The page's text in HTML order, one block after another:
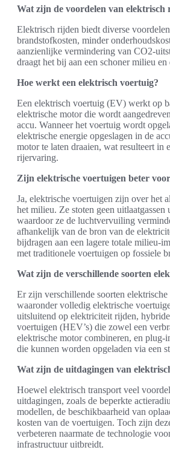
Wat zijn de voordelen van elektrisch
Elektrisch rijden biedt diverse
brandstofkosten, minder
aanzienlijke vermindering van CO2-
draagt het bij aan een schoner milieu
Hoe werkt een elektrisch voertuig?
Een elektrisch voertuig (EV) werkt op
elektrische motor die wordt
accu. Wanneer het voertuig wordt
elektrische energie opgeslagen in de
motor te laten draaien, wat resulteert in
rijervaring.
Zijn elektrische voertuigen beter
Ja, elektrische voertuigen zijn over het
het milieu. Ze stoten geen uitlaatgassen
waardoor ze de luchtvervuiling
afhankelijk van de bron van de
bijdragen aan een lagere totale milieu-
met traditionele voertuigen op fossiele
Wat zijn de verschillende soorten
Er zijn verschillende soorten elektrische
waaronder volledig elektrische
uitsluitend op elektriciteit rijden,
voertuigen (HEV’s) die zowel een
elektrische motor combineren, en plug-
die kunnen worden opgeladen via een
Wat zijn de uitdagingen van
Hoewel elektrisch transport veel
uitdagingen, zoals de beperkte
modellen, de beschikbaarheid van
kosten van de voertuigen. Toch zijn
verbeteren naarmate de technologie
infrastructuur uitbreidt.